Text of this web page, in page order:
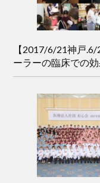
【2017/6/21神戸
ーラーの臨床での効